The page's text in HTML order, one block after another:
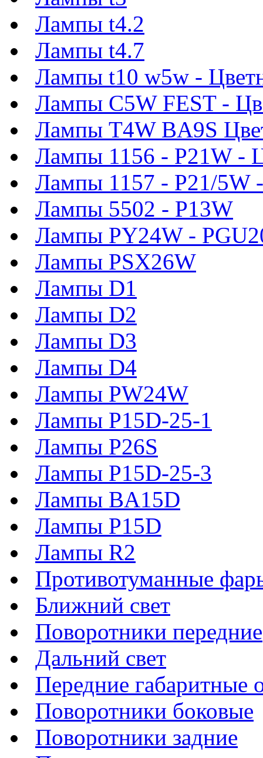
Лампы t4.2
Лампы t4.7
Лампы t10 w5w -
Лампы C5W FEST -
Лампы T4W BA9S
Лампы 1156 - P21W -
Лампы 1157 - P21/5W
Лампы 5502 - P13W
Лампы PY24W -
Лампы PSX26W
Лампы D1
Лампы D2
Лампы D3
Лампы D4
Лампы PW24W
Лампы P15D-25-1
Лампы P26S
Лампы P15D-25-3
Лампы BA15D
Лампы P15D
Лампы R2
Противотуманные
Ближний свет
Поворотники передние
Дальний свет
Передние габаритные
Поворотники боковые
Поворотники задние